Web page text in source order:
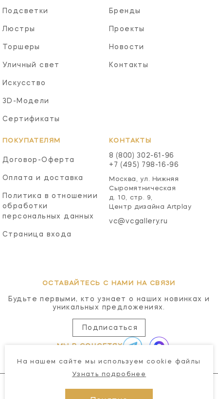
Подсветки
Люстры
Торшеры
Уличный свет
Искусство
3D-Модели
Сертификаты
Бренды
Проекты
Новости
Контакты
ПОКУПАТЕЛЯМ
Договор-Оферта
Оплата и доставка
Политика в отношении
обработки
персональных данных
Страница входа
КОНТАКТЫ
8 (800) 302-61-96
+7 (495) 798-16-96
Москва, ул. Нижняя
Сыромятническая
д. 10, стр. 9,
Центр дизайна Artplay
vc@vcgallery.ru
ОСТАВАЙТЕСЬ С НАМИ НА СВЯЗИ
Будьте первыми, кто узнает о наших новинках и
уникальных предложениях.
Подписаться
МЫ В СОЦСЕТЯХ
На нашем сайте мы используем cookie файлы
Узнать подробнее